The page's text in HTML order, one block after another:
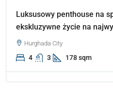
Luksusowy penthouse na
ekskluzywne życie na
Hurghada City
4 3 178 sqm